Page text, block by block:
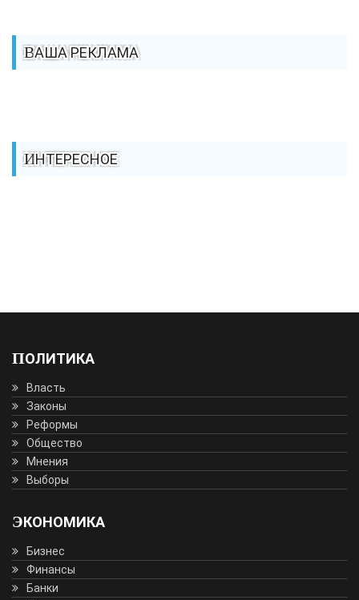
ВАША РЕКЛАМА
ИНТЕРЕСНОЕ
ПОЛИТИКА
Власть
Законы
Реформы
Общество
Мнения
Выборы
ЭКОНОМИКА
Бизнес
Финансы
Банки